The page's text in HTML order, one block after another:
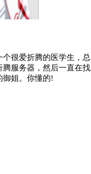
个很爱折腾的医学生，
腾服务器，然后一直在
御姐。你懂的!